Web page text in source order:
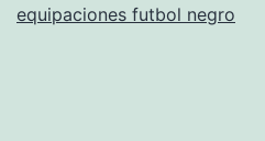
equipaciones futbol negro